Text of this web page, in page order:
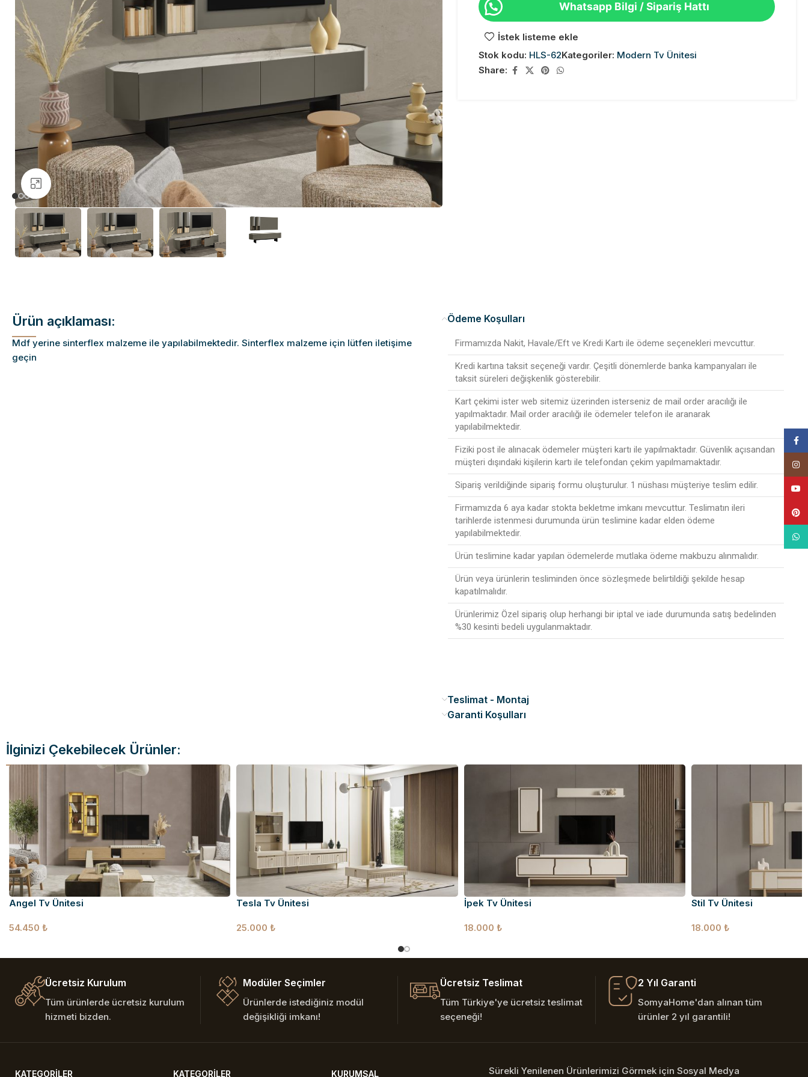
Büyütmek için tıklayın
Whatsapp Bilgi / Sipariş Hattı
İstek listeme ekle
Stok kodu: HLS-62Kategoriler: Modern Tv Ünitesi
Share:
Ürün açıklaması:
Mdf yerine sinterflex malzeme ile yapılabilmektedir. Sinterflex malzeme için lütfen iletişime
geçin
Ödeme Koşulları
Firmamızda Nakit, Havale/Eft ve Kredi Kartı ile ödeme seçenekleri mevcuttur.
Kredi kartına taksit seçeneği vardır. Çeşitli dönemlerde banka kampanyaları ile
taksit süreleri değişkenlik gösterebilir.
Kart çekimi ister web sitemiz üzerinden isterseniz de mail order aracılığı ile
yapılmaktadır. Mail order aracılığı ile ödemeler telefon ile aranarak
yapılabilmektedir.
Fiziki post ile alınacak ödemeler müşteri kartı ile yapılmaktadır. Güvenlik açısandan
müşteri dışındaki kişilerin kartı ile telefondan çekim yapılmamaktadır.
Sipariş verildiğinde sipariş formu oluşturulur. 1 nüshası müşteriye teslim edilir.
Firmamızda 6 aya kadar stokta bekletme imkanı mevcuttur. Teslimatın ileri
tarihlerde istenmesi durumunda ürün teslimine kadar elden ödeme
yapılabilmektedir.
Ürün teslimine kadar yapılan ödemelerde mutlaka ödeme makbuzu alınmalıdır.
Ürün veya ürünlerin tesliminden önce sözleşmede belirtildiği şekilde hesap
kapatılmalıdır.
Ürünlerimiz Özel sipariş olup herhangi bir iptal ve iade durumunda satış bedelinden
%30 kesinti bedeli uygulanmaktadır.
Teslimat - Montaj
Garanti Koşulları
İlginizi Çekebilecek Ürünler:
Angel Tv Ünitesi
54.450 ₺
Tesla Tv Ünitesi
25.000₺
İpek Tv Ünitesi
18.000 ₺
Stil Tv Ünitesi
18.000 ₺
Ücretsiz Kurulum
Tüm ürünlerde ücretsiz kurulum
hizmeti bizden.
Modüler Seçimler
Ürünlerde istediğiniz modül
değişikliği imkanı!
Ücretsiz Teslimat
Tüm Türkiye'ye ücretsiz teslimat
seçeneği!
2 Yıl Garanti
SomyaHome'dan alınan tüm
ürünler 2 yıl garantili!
KATEGORILER KATEGORILER KURUMSAL Sürekli Yenilenen Ürünlerimizi Görmek için Sosyal Medya